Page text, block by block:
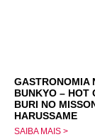
GASTRONOMIA
BUNKYO – HOT
BURI NO
HARUSSAME
SAIBA MAIS >